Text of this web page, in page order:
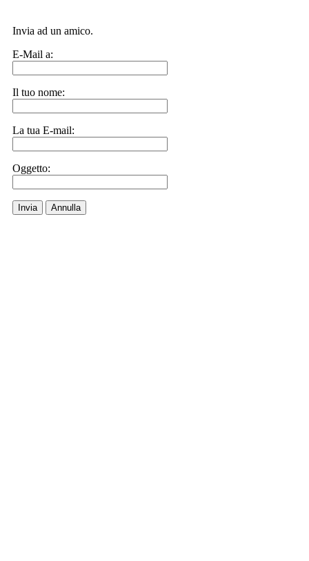
Invia ad un amico.
E-Mail a:
Il tuo nome:
La tua E-mail:
Oggetto:
Invia Annulla